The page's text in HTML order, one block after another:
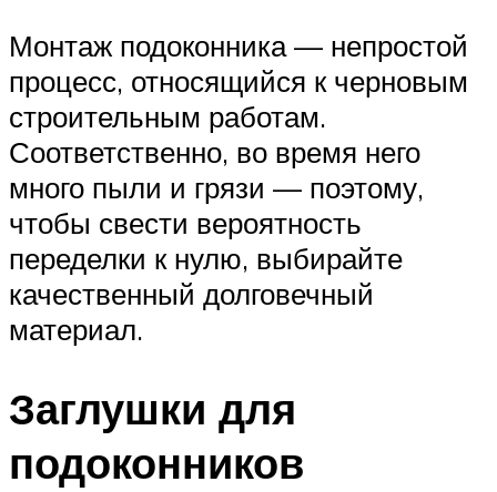
Монтаж подоконника — непростой
процесс, относящийся к черновым
строительным работам.
Соответственно, во время него
много пыли и грязи — поэтому,
чтобы свести вероятность
переделки к нулю, выбирайте
качественный долговечный
материал.
Заглушки для
подоконников